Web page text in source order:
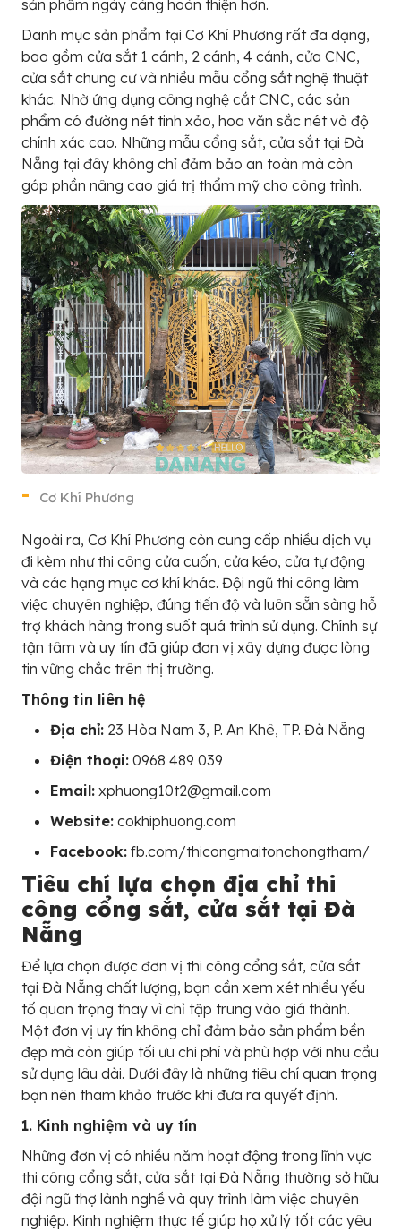
sản phẩm ngày càng hoàn thiện hơn.
Danh mục sản phẩm tại Cơ Khí Phương rất đa dạng,
bao gồm cửa sắt 1 cánh, 2 cánh, 4 cánh, cửa CNC,
cửa sắt chung cư và nhiều mẫu cổng sắt nghệ thuật
khác. Nhờ ứng dụng công nghệ cắt CNC, các sản
phẩm có đường nét tinh xảo, hoa văn sắc nét và độ
chính xác cao. Những mẫu cổng sắt, cửa sắt tại Đà
Nẵng tại đây không chỉ đảm bảo an toàn mà còn
góp phần nâng cao giá trị thẩm mỹ cho công trình.
Cơ Khí Phương
Ngoài ra, Cơ Khí Phương còn cung cấp nhiều dịch vụ
đi kèm như thi công cửa cuốn, cửa kéo, cửa tự động
và các hạng mục cơ khí khác. Đội ngũ thi công làm
việc chuyên nghiệp, đúng tiến độ và luôn sẵn sàng hỗ
trợ khách hàng trong suốt quá trình sử dụng. Chính sự
tận tâm và uy tín đã giúp đơn vị xây dựng được lòng
tin vững chắc trên thị trường.
Thông tin liên hệ
Địa chỉ: 23 Hòa Nam 3, P. An Khê, TP. Đà Nẵng
Điện thoại: 0968 489 039
Email: xphuong10t2@gmail.com
Website: cokhiphuong.com
Facebook: fb.com/thicongmaitonchongtham/
Tiêu chí lựa chọn địa chỉ thi
công cổng sắt, cửa sắt tại Đà
Nẵng
Để lựa chọn được đơn vị thi công cổng sắt, cửa sắt
tại Đà Nẵng chất lượng, bạn cần xem xét nhiều yếu
tố quan trọng thay vì chỉ tập trung vào giá thành.
Một đơn vị uy tín không chỉ đảm bảo sản phẩm bền
đẹp mà còn giúp tối ưu chi phí và phù hợp với nhu cầu
sử dụng lâu dài. Dưới đây là những tiêu chí quan trọng
bạn nên tham khảo trước khi đưa ra quyết định.
1. Kinh nghiệm và uy tín
Những đơn vị có nhiều năm hoạt động trong lĩnh vực
thi công cổng sắt, cửa sắt tại Đà Nẵng thường sở hữu
đội ngũ thợ lành nghề và quy trình làm việc chuyên
nghiệp. Kinh nghiệm thực tế giúp họ xử lý tốt các yêu